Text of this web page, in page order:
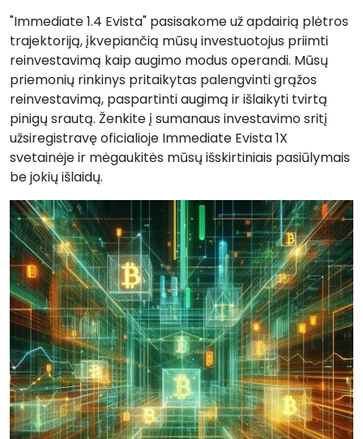
"Immediate 1.4 Evista" pasisakome už apdairią plėtros
trajektoriją, įkvepiančią mūsų investuotojus priimti
reinvestavimą kaip augimo modus operandi. Mūsų
priemonių rinkinys pritaikytas palengvinti grąžos
reinvestavimą, paspartinti augimą ir išlaikyti tvirtą
pinigų srautą. Ženkite į sumanaus investavimo sritį
užsiregistravę oficialioje Immediate Evista 1X
svetainėje ir mėgaukitės mūsų išskirtiniais pasiūlymais
be jokių išlaidų.